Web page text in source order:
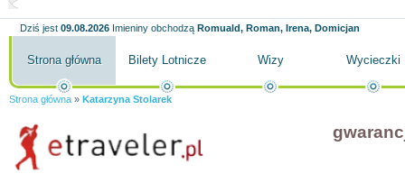
Dziś jest 09.08.2026 Imieniny obchodzą Romuald, Roman, Irena, Domicjan
Strona główna Bilety Lotnicze Wizy Wycieczki
Strona główna » Katarzyna Stolarek